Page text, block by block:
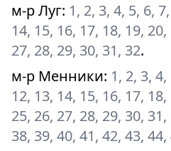
м-р Луг: 1, 2, 3, 4, 5, 6,
14, 15, 16, 17, 18, 19,
27, 28, 29, 30, 31, 32.
м-р Менники: 1, 2, 3,
12, 13, 14, 15, 16, 17,
25, 26, 27, 28, 29, 30,
38, 39, 40, 41, 42, 43, 44,